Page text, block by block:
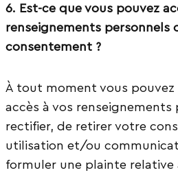
6. Est-ce que vous pouvez
renseignements personnels
consentement ?
À tout moment vous pouvez
accès à vos renseignements
rectifier, de retirer votre
utilisation et/ou
formuler une plainte